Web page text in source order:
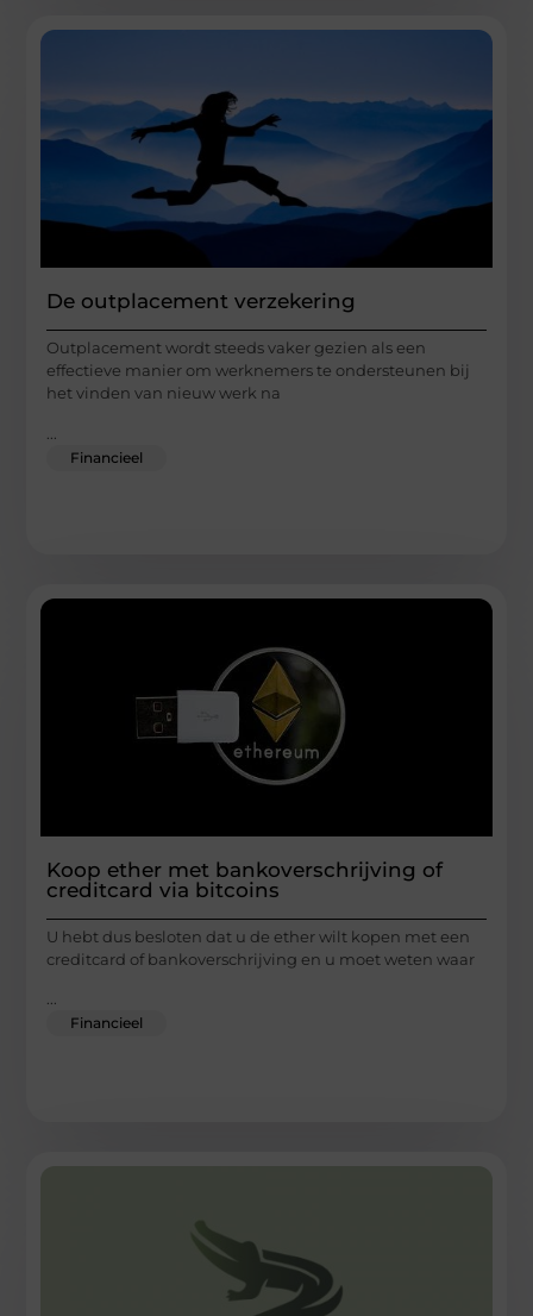
De outplacement verzekering
Outplacement wordt steeds vaker gezien als een
effectieve manier om werknemers te ondersteunen bij
het vinden van nieuw werk na
Financieel
Koop ether met bankoverschrijving of
creditcard via bitcoins
U hebt dus besloten dat u de ether wilt kopen met een
creditcard of bankoverschrijving en u moet weten waar
Financieel